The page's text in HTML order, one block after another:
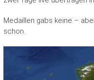
Medaillen gabs keine –
schon.